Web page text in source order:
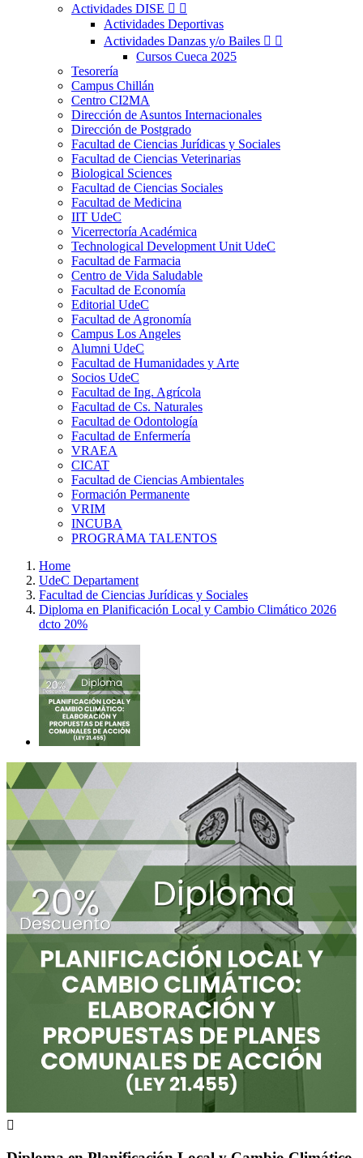
Actividades DISE  
Actividades Deportivas
Actividades Danzas y/o Bailes  
Cursos Cueca 2025
Tesorería
Campus Chillán
Centro CI2MA
Dirección de Asuntos Internacionales
Dirección de Postgrado
Facultad de Ciencias Jurídicas y Sociales
Facultad de Ciencias Veterinarias
Biological Sciences
Facultad de Ciencias Sociales
Facultad de Medicina
IIT UdeC
Vicerrectoría Académica
Technological Development Unit UdeC
Facultad de Farmacia
Centro de Vida Saludable
Facultad de Economía
Editorial UdeC
Facultad de Agronomía
Campus Los Angeles
Alumni UdeC
Facultad de Humanidades y Arte
Socios UdeC
Facultad de Ing. Agrícola
Facultad de Cs. Naturales
Facultad de Odontología
Facultad de Enfermería
VRAEA
CICAT
Facultad de Ciencias Ambientales
Formación Permanente
VRIM
INCUBA
PROGRAMA TALENTOS
Home
UdeC Departament
Facultad de Ciencias Jurídicas y Sociales
Diploma en Planificación Local y Cambio Climático 2026
dcto 20%
